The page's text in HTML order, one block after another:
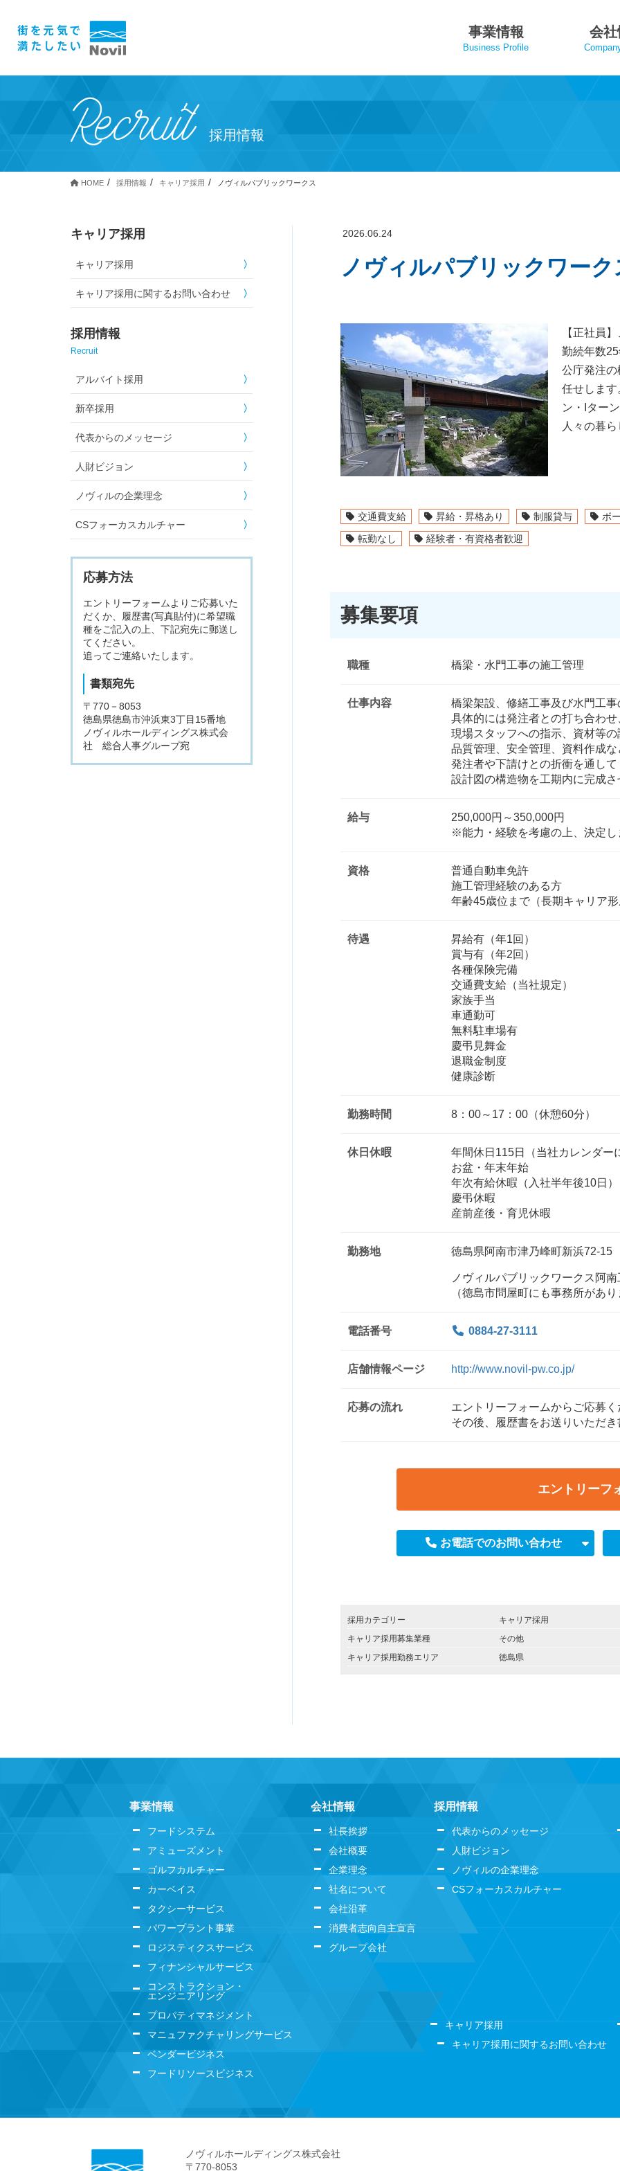
事業情報
Business Profile
会
Recruit 採用情報
HOME 採用情報 キャリア採用 ノヴィルパブリックワークス
2026.06.24
ノヴィルパブリックワーク
【正社員
勤続年数
公庁発注
任せしま
ン・Iター
人々の暮
交通費支給 昇給・昇格あり 制服貸与
ボ
転勤なし
経験者・有資格者歓迎
募集要項
職種 橋梁・水門工事の施工管理
仕事内容
橋梁架設、修繕工事及び水門工
具体的には発注者との打ち合わ
現場スタッフへの指示、資材等の
品質管理、安全管理、資料作成な
発注者や下請けとの折衝を通して
設計図の構造物を工期内に完成
給与
250,000円～350,000円
※能力・経験を考慮の上、決定し
資格
普通自動車免許
施工管理経験のある方
年齢45歳位まで（長期キャリア
待遇
昇給有（年1回）
賞与有（年2回）
各種保険完備
交通費支給（当社規定）
家族手当
車通勤可
無料駐車場有
慶弔見舞金
退職金制度
健康診断
勤務時間 8：00～17：00（休憩60分）
休日休暇
年間休日115日（当社カレンダー
お盆・年末年始
年次有給休暇（入社半年後10日）
慶弔休暇
産前産後・育児休暇
勤務地 徳島県阿南市津乃峰町新浜72-15
ノヴィルパブリックワークス阿南
（徳島市問屋町にも事務所があ
電話番号 0884-27-3111
店舗情報ページ http://www.novil-pw.co.jp/
応募の流れ
エントリーフォームからご応募
その後、履歴書をお送りいただ
エントリーフ
お電話でのお問い合わせ
採用カテゴリー
キャリア採用
キャリア採用募集業種
その他
キャリア採用勤務エリア
徳島県
キャリア採用
キャリア採用
キャリア採用に関するお問い合わせ
採用情報
Recruit
アルバイト採用
新卒採用
代表からのメッセージ
人財ビジョン
ノヴィルの企業理念
CSフォーカスカルチャー
応募方法
エントリーフォームよりご応募いた
だくか、履歴書(写真貼付)に希望職
種をご記入の上、下記宛先に郵送し
てください。
追ってご連絡いたします。
書類宛先
〒770－8053
徳島県徳島市沖浜東3丁目15番地
ノヴィルホールディングス株式会
社 総合人事グループ宛
事業情報
フードシステム
アミューズメント
ゴルフカルチャー
カーベイス
タクシーサービス
パワープラント事業
ロジスティクスサービス
フィナンシャルサービス
コンストラクション・
エンジニアリング
プロパティマネジメント
マニュファクチャリングサービス
ベンダービジネス
フードリソースビジネス
会社情報
社長挨拶
会社概要
企業理念
社名について
会社沿革
消費者志向自主宣言
グループ会社
採用情報
代表からのメッセージ
人財ビジョン
ノヴィルの企業理念
CSフォーカスカルチャー
キャリア採用
キャリア採用に関するお問い合わせ
ノヴィルホールディングス株式会社
〒770-8053